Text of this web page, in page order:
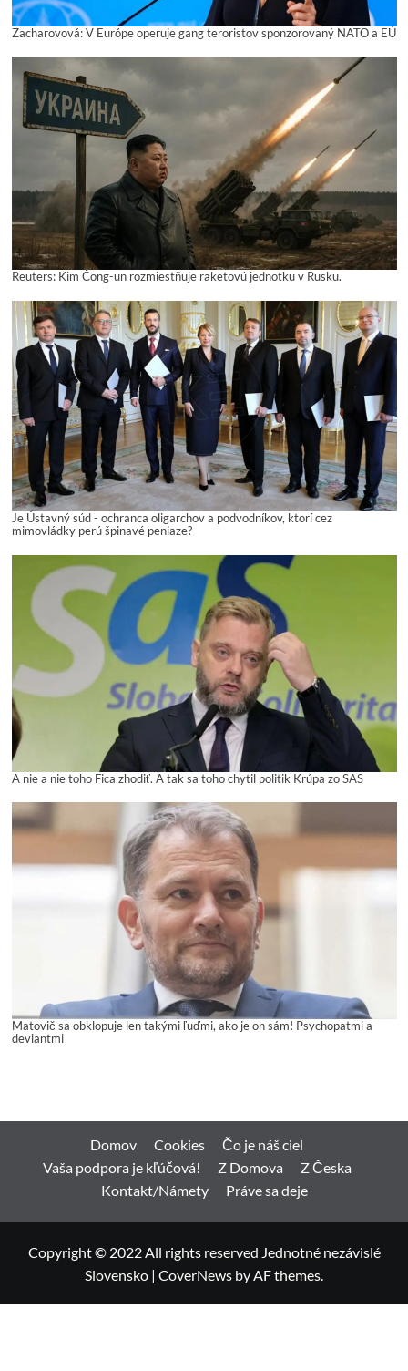
Zacharovová: V Európe operuje gang teroristov sponzorovaný NATO a EÚ
Reuters: Kim Čong-un rozmiestňuje raketovú jednotku v Rusku.
Je Ústavný súd - ochranca oligarchov a podvodníkov, ktorí cez
mimovládky perú špinavé peniaze?
A nie a nie toho Fica zhodiť. A tak sa toho chytil politik Krúpa zo SAS
Matovič sa obklopuje len takými ľuďmi, ako je on sám! Psychopatmi a
deviantmi
Domov Cookies
Čo je náš ciel
Vaša podpora je kľúčová!
Z Domova
Z Česka
Kontakt/Námety
Práve sa deje
Copyright © 2022 All rights reserved Jednotné nezávislé
Slovensko | CoverNews by AF themes.